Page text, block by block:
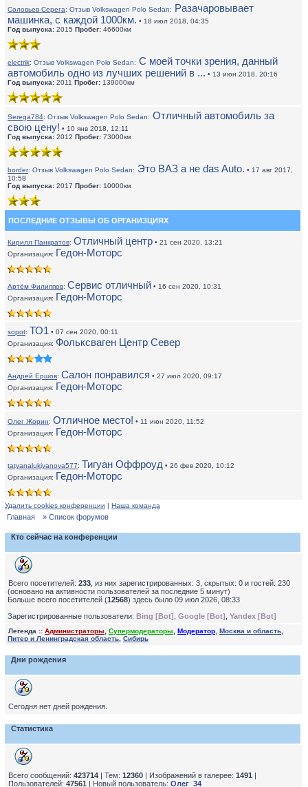
Соловьев Серега: Отзыв Volkswagen Polo Sedan: Разачаровывает
машинка, с каждой 1000км. • 18 июл 2018, 04:35
Год выпуска: 2015 Пробег: 46600км
electrik: Отзыв Volkswagen Polo Sedan: С моей точки зрения, данный
автомобиль одно из лучших решений в ... • 13 июн 2018, 20:16
Год выпуска: 2011 Пробег: 139000км
Serega784: Отзыв Volkswagen Polo Sedan: Отличный автомобиль за
свою цену! • 10 янв 2018, 12:11
Год выпуска: 2012 Пробег: 73000км
border: Отзыв Volkswagen Polo Sedan: Это ВАЗ а не das Auto. • 17 авг 2017,
10:58
Год выпуска: 2017 Пробег: 10000км
ПОСЛЕДНИЕ ОТЗЫВЫ ОБ ОРГАНИЗЦИЯХ
Кирилл Панкратов: Отличный центр • 21 сен 2020, 13:21
Организация: Гедон-Моторс
Артём Филиппов: Сервис отличный • 16 сен 2020, 10:31
Организация: Гедон-Моторс
sopot: ТО1 • 07 сен 2020, 00:11
Организация: Фольксваген Центр Север
Андрей Ершов: Салон понравился • 27 июл 2020, 09:17
Организация: Гедон-Моторс
Олег Жорин: Отличное место! • 11 июн 2020, 11:52
Организация: Гедон-Моторс
tatyanalukiyanova577: Тигуан Оффроуд • 26 фев 2020, 10:12
Организация: Гедон-Моторс
Удалить cookies конференции | Наша команда
Главная » Список форумов
Кто сейчас на конференции
Всего посетителей: 233 , из них зарегистрированных: 3, скрытых: 0 и гостей: 230
(основано на активности пользователей за последние 5 минут)
Больше всего посетителей (12568) здесь было 09 июл 2026, 08:33
Зарегистрированные пользователи: Bing [Bot] Google [Bot] Yandex [Bot]
Легенда :: Администраторы Супермодераторы Модератор Москва и область
Питер и Ленинградская область Сибирь
Дни рождения
Сегодня нет дней рождения.
Статистика
Всего сообщений: 423714 | Тем: 12360 | Изображений в галерее: 1491 |
Пользователей: 47561 | Новый пользователь: Олег_34